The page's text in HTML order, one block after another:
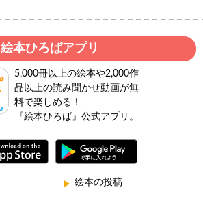
絵本ひろばアプリ
5,000冊以上の絵本や2,000作
品以上の読み聞かせ動画が無
料で楽しめる！
『絵本ひろば』公式アプリ。
絵本の投稿